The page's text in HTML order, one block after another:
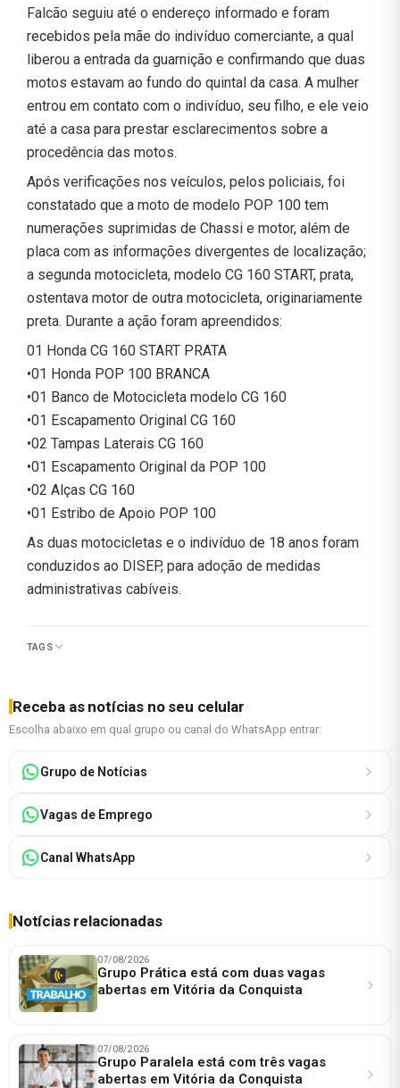
Falcão seguiu até o endereço informado e foram
recebidos pela mãe do indivíduo comerciante, a qual
liberou a entrada da guarnição e confirmando que duas
motos estavam ao fundo do quintal da casa. A mulher
entrou em contato com o indivíduo, seu filho, e ele veio
até a casa para prestar esclarecimentos sobre a
procedência das motos.
Após verificações nos veículos, pelos policiais, foi
constatado que a moto de modelo POP 100 tem
numerações suprimidas de Chassi e motor, além de
placa com as informações divergentes de localização;
a segunda motocicleta, modelo CG 160 START, prata,
ostentava motor de outra motocicleta, originariamente
preta. Durante a ação foram apreendidos:
01 Honda CG 160 START PRATA
•01 Honda POP 100 BRANCA
•01 Banco de Motocicleta modelo CG 160
•01 Escapamento Original CG 160
•02 Tampas Laterais CG 160
•01 Escapamento Original da POP 100
•02 Alças CG 160
•01 Estribo de Apoio POP 100
As duas motocicletas e o indivíduo de 18 anos foram
conduzidos ao DISEP, para adoção de medidas
administrativas cabíveis.
TAGS
Receba as notícias no seu celular
Escolha abaixo em qual grupo ou canal do WhatsApp entrar:
Grupo de Notícias
Vagas de Emprego
Canal WhatsApp
Notícias relacionadas
07/08/2026
Grupo Prática está com duas vagas
abertas em Vitória da Conquista
07/08/2026
Grupo Paralela está com três vagas
abertas em Vitória da Conquista